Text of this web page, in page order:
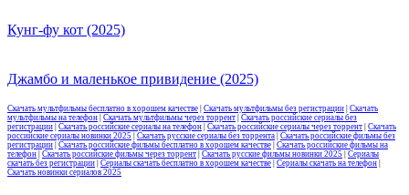
Кунг-фу кот (2025)
Джамбо и маленькое привидение (2025)
Скачать мультфильмы бесплатно в хорошем качестве Скачать мультфильмы без регистрации Скачать
мультфильмы на телефон Скачать мультфильмы через торрент Скачать российские сериалы без
регистрации Скачать российские сериалы на телефон Скачать российские сериалы через торрент Скачать
российские сериалы новинки 2025
Скачать русские сериалы без торрента Скачать российские фильмы без
регистрации Скачать российские фильмы бесплатно в хорошем качестве Скачать российские фильмы на
телефон Скачать российские фильмы через торрент Скачать русские фильмы новинки 2025
Сериалы
скачать без регистрации Сериалы скачать бесплатно в хорошем качестве Сериалы скачать на телефон
Скачать новинки сериалов 2025